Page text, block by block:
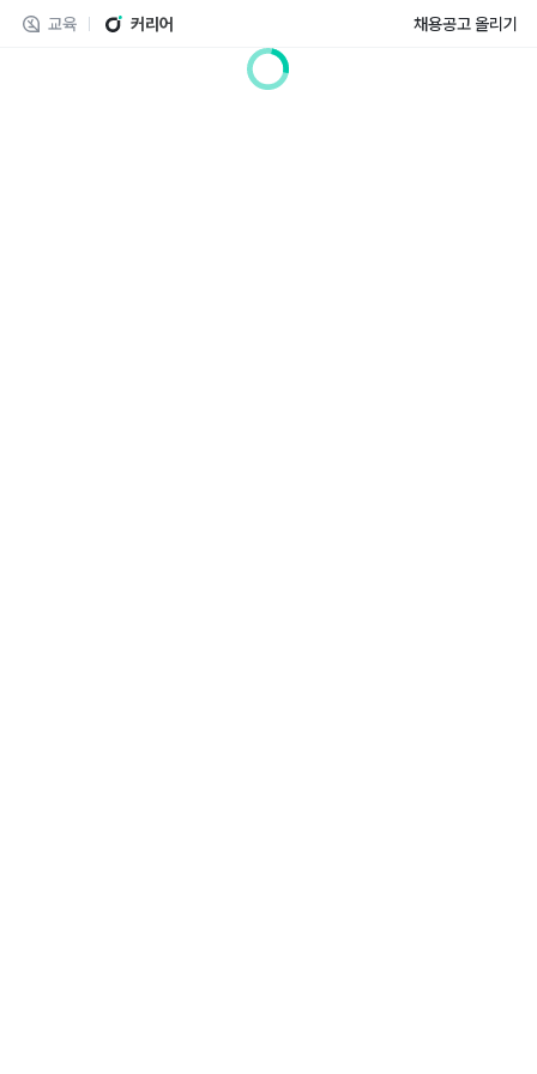
교육 커리어 채용공고 올리기